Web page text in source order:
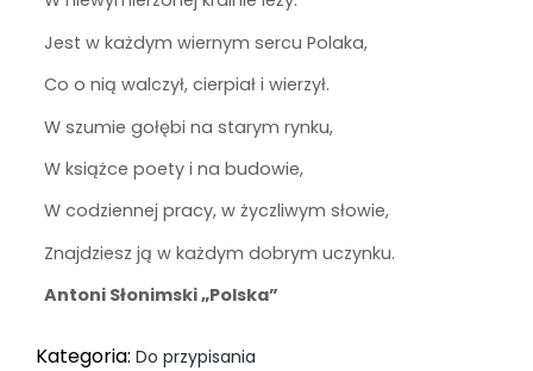
Jest w każdym wiernym sercu Polaka,
Co o nią walczył, cierpiał i wierzył.
W szumie gołębi na starym rynku,
W książce poety i na budowie,
W codziennej pracy, w życzliwym słowie,
Znajdziesz ją w każdym dobrym uczynku.
Antoni Słonimski „Polska”
Kategoria: Do przypisania